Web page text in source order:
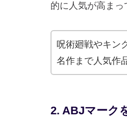
的に人気が高まっ
呪術廻戦やキン
名作まで人気作
2. ABJマーク